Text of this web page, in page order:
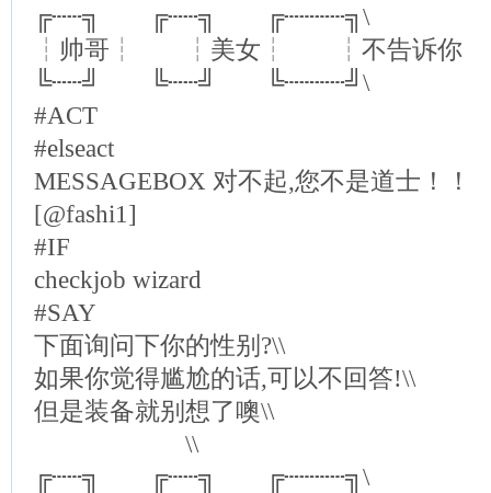
╔┄┄╗ ╔┄┄╗ ╔┄┄┄┄╗\
┆帅哥┆ ┆美女┆ ┆不告诉你
╚┄┄╝ ╚┄┄╝ ╚┄┄┄┄╝\
#ACT
#elseact
MESSAGEBOX 对不起,您不是道士！！
[@fashi1]
#IF
checkjob wizard
#SAY
下面询问下你的性别?\\
如果你觉得尴尬的话,可以不回答!\\
但是装备就别想了噢\\
\\
╔┄┄╗ ╔┄┄╗ ╔┄┄┄┄╗\